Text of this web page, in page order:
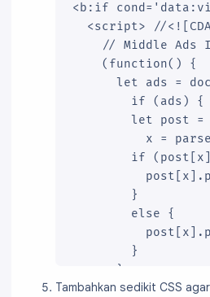
<b:if
<script> //
// Middle Ads
    (function() {
let ads =
        if (ads) {
let post =
x =
if
        }
        else {
        }
      }
    })();
Tambahkan sedikit CSS